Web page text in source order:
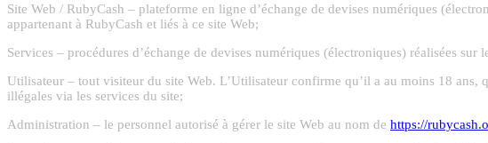
Site Web / RubyCash – plateforme en ligne d’échange de devises numériques
appartenant à RubyCash et liés à ce site Web;
Services – procédures d’échange de devises numériques (électroniques) réalisées sur
Utilisateur – tout visiteur du site Web. L’Utilisateur confirme qu’il a au moins 18 ans,
illégales via les services du site;
Administration – le personnel autorisé à gérer le site Web au nom de https://